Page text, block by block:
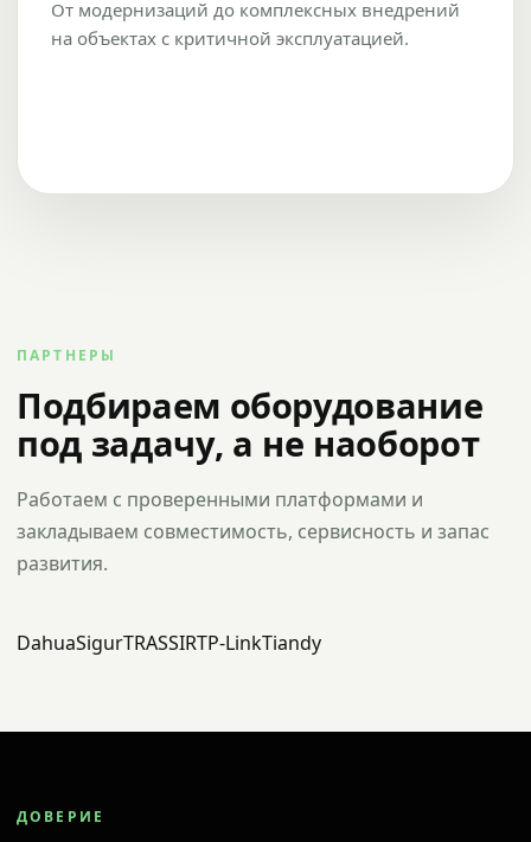
От модернизаций до комплексных внедрений
на объектах с критичной эксплуатацией.
ПАРТНЕРЫ
Подбираем оборудование
под задачу, а не наоборот
Работаем с проверенными платформами и
закладываем совместимость, сервисность и запас
развития.
DahuaSigurTRASSIRTP-LinkTiandy
ДОВЕРИЕ